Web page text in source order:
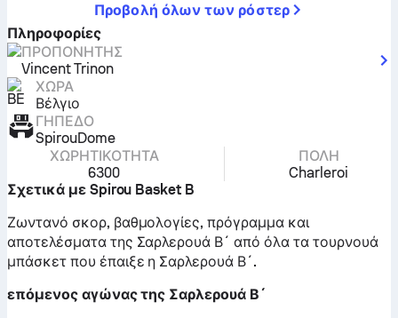
Προβολή όλων των ρόστερ
Πληροφορίες
ΠΡΟΠΟΝΗΤΉΣ
Vincent Trinon
ΧΏΡΑ
Βέλγιο
ΓΉΠΕΔΟ
SpirouDome
ΧΩΡΗΤΙΚΌΤΗΤΑ
6300
ΠΌΛΗ
Charleroi
Σχετικά με Spirou Basket B
Ζωντανό σκορ, βαθμολογίες, πρόγραμμα και
αποτελέσματα της Σαρλερουά Β´ από όλα τα τουρνουά
μπάσκετ που έπαιξε η Σαρλερουά Β´.
επόμενος αγώνας της Σαρλερουά Β´